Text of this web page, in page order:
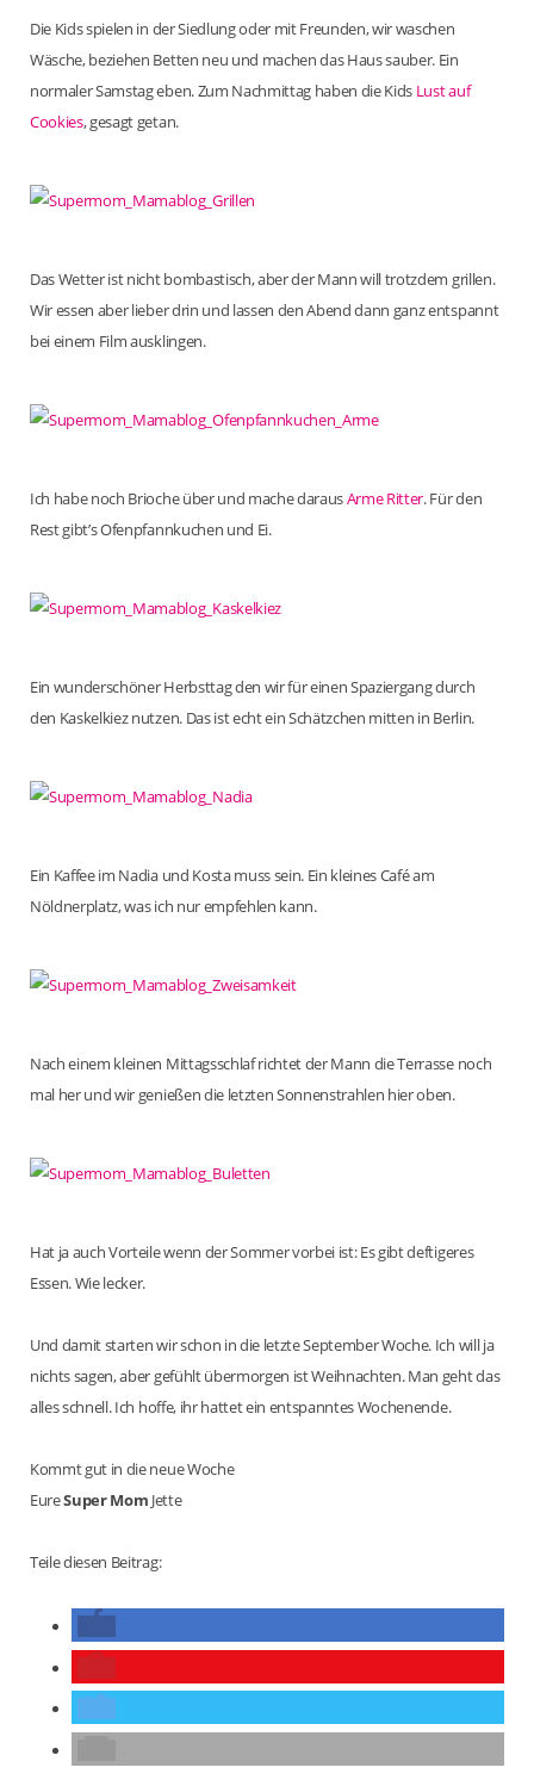
Die Kids spielen in der Siedlung oder mit Freunden, wir waschen
Wäsche, beziehen Betten neu und machen das Haus sauber. Ein
normaler Samstag eben. Zum Nachmittag haben die Kids Lust auf
Cookies, gesagt getan.
Das Wetter ist nicht bombastisch, aber der Mann will trotzdem grillen.
Wir essen aber lieber drin und lassen den Abend dann ganz entspannt
bei einem Film ausklingen.
Ich habe noch Brioche über und mache darausArme Ritter. Für den
Rest gibt’s Ofenpfannkuchen und Ei.
Ein wunderschöner Herbsttag den wir für einen Spaziergang durch
den Kaskelkiez nutzen. Das ist echt ein Schätzchen mitten in Berlin.
Ein Kaffee im Nadia und Kosta muss sein. Ein kleines Café am
Nöldnerplatz, was ich nur empfehlen kann.
Nach einem kleinen Mittagsschlaf richtet der Mann die Terrasse noch
mal her und wir genießen die letzten Sonnenstrahlen hier oben.
Hat ja auch Vorteile wenn der Sommer vorbei ist: Es gibt deftigeres
Essen. Wie lecker.
Und damit starten wir schon in die letzte September Woche. Ich will ja
nichts sagen, aber gefühlt übermorgen ist Weihnachten. Man geht das
alles schnell. Ich hoffe, ihr hattet ein entspanntes Wochenende.
Kommt gut in die neue Woche
EureSuper Mom Jette
Teile diesen Beitrag: